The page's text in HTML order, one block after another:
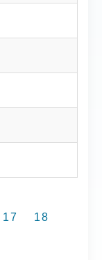
17
18